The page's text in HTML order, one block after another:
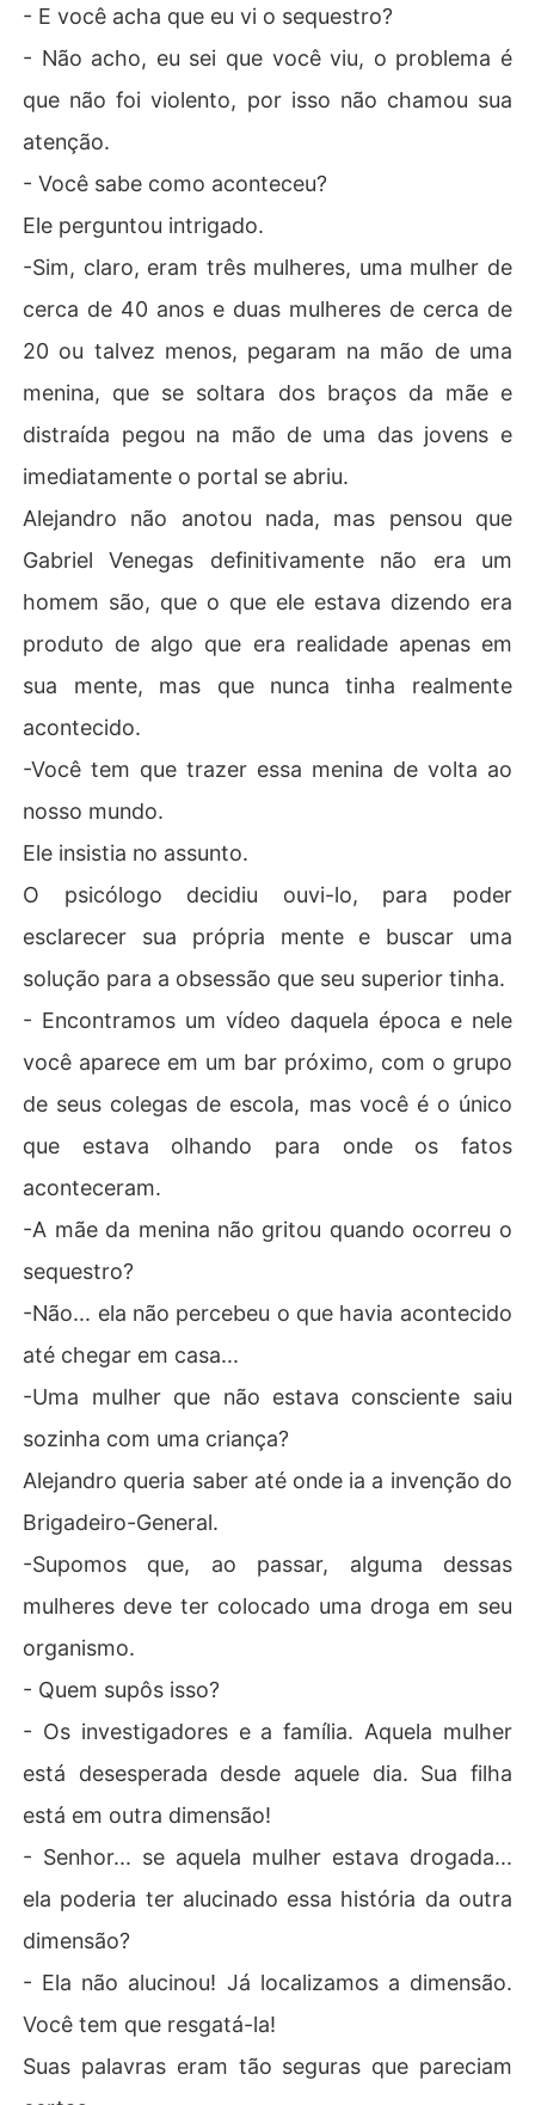
- E você acha que eu vi o sequestro?
- Não acho, eu sei que você viu, o problema é
que não foi violento, por isso não chamou sua
atenção.
- Você sabe como aconteceu?
Ele perguntou intrigado.
-Sim, claro, eram três mulheres, uma mulher de
cerca de 40 anos e duas mulheres de cerca de
20 ou talvez menos, pegaram na mão de uma
menina, que se soltara dos braços da mãe e
distraída pegou na mão de uma das jovens e
imediatamente o portal se abriu.
Alejandro não anotou nada, mas pensou que
Gabriel Venegas definitivamente não era um
homem são, que o que ele estava dizendo era
produto de algo que era realidade apenas em
sua mente, mas que nunca tinha realmente
acontecido.
-Você tem que trazer essa menina de volta ao
nosso mundo.
Ele insistia no assunto.
O psicólogo decidiu ouvi-lo, para poder
esclarecer sua própria mente e buscar uma
solução para a obsessão que seu superior tinha.
- Encontramos um vídeo daquela época e nele
você aparece em um bar próximo, com o grupo
de seus colegas de escola, mas você é o único
que estava olhando para onde os fatos
aconteceram.
-A mãe da menina não gritou quando ocorreu o
sequestro?
-Não... ela não percebeu o que havia acontecido
até chegar em casa...
-Uma mulher que não estava consciente saiu
sozinha com uma criança?
Alejandro queria saber até onde ia a invenção do
Brigadeiro-General.
-Supomos que, ao passar, alguma dessas
mulheres deve ter colocado uma droga em seu
organismo.
- Quem supôs isso?
- Os investigadores e a família. Aquela mulher
está desesperada desde aquele dia. Sua filha
está em outra dimensão!
- Senhor... se aquela mulher estava drogada...
ela poderia ter alucinado essa história da outra
dimensão?
- Ela não alucinou! Já localizamos a dimensão.
Você tem que resgatá-la!
Suas palavras eram tão seguras que pareciam